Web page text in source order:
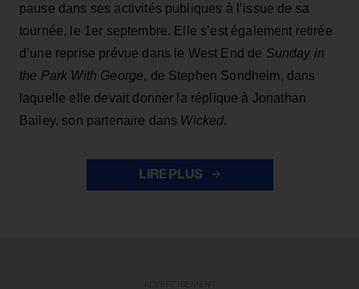
pause dans ses activités publiques à l’issue de sa
tournée, le 1er septembre. Elle s’est également retirée
d’une reprise prévue dans le West End de Sunday in
the Park With George, de Stephen Sondheim, dans
laquelle elle devait donner la réplique à Jonathan
Bailey, son partenaire dans Wicked.
LIRE PLUS